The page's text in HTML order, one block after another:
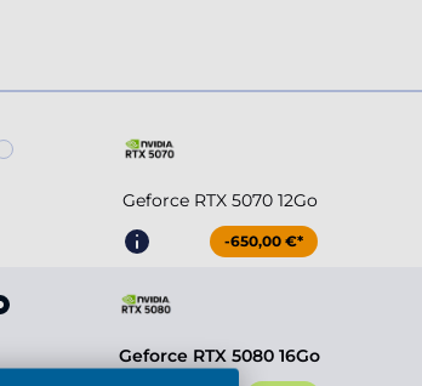
Geforce RTX 5070 12Go
-650,00 €*
Geforce RTX 5080 16Go